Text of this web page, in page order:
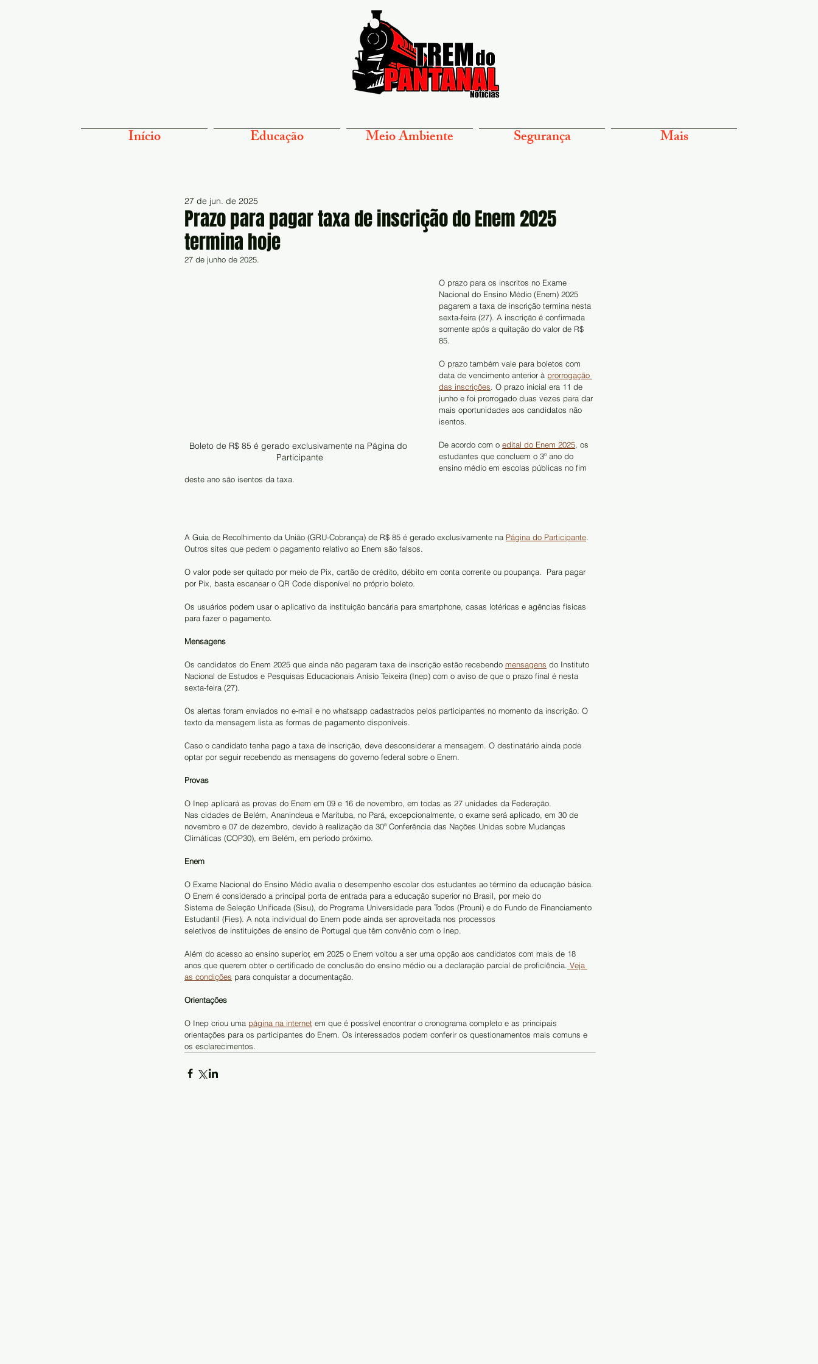
Início Educação Meio Ambiente Segurança Mais
Prazo para pagar taxa de inscrição do Enem 2025
termina hoje
27 de jun. de 2025
27 de junho de 2025.
Boleto de R$ 85 é gerado exclusivamente na Página do
Participante
O prazo para os inscritos no Exame
Nacional do Ensino Médio (Enem) 2025
pagarem a taxa de inscrição termina nesta
sexta-feira (27). A inscrição é confirmada
somente após a quitação do valor de R$
85.
O prazo também vale para boletos com
data de vencimento anterior à prorrogação
das inscrições. O prazo inicial era 11 de
junho e foi prorrogado duas vezes para dar
mais oportunidades aos candidatos não
isentos.
De acordo com o edital do Enem 2025, os
estudantes que concluem o 3º ano do
ensino médio em escolas públicas no fim
deste ano são isentos da taxa.
A Guia de Recolhimento da União (GRU-Cobrança) de R$ 85 é gerado exclusivamente na Página do Participante.
Outros sites que pedem o pagamento relativo ao Enem são falsos.
O valor pode ser quitado por meio de Pix, cartão de crédito, débito em conta corrente ou poupança.  Para pagar
por Pix, basta escanear o QR Code disponível no próprio boleto.
Os usuários podem usar o aplicativo da instituição bancária para smartphone, casas lotéricas e agências físicas
para fazer o pagamento.
Mensagens
Os candidatos do Enem 2025 que ainda não pagaram taxa de inscrição estão recebendo mensagens do Instituto
Nacional de Estudos e Pesquisas Educacionais Anísio Teixeira (Inep) com o aviso de que o prazo final é nesta
sexta-feira (27).
Os alertas foram enviados no e-mail e no whatsapp cadastrados pelos participantes no momento da inscrição. O
texto da mensagem lista as formas de pagamento disponíveis.
Caso o candidato tenha pago a taxa de inscrição, deve desconsiderar a mensagem. O destinatário ainda pode
optar por seguir recebendo as mensagens do governo federal sobre o Enem.
Provas
O Inep aplicará as provas do Enem em 09 e 16 de novembro, em todas as 27 unidades da Federação.
Nas cidades de Belém, Ananindeua e Marituba, no Pará, excepcionalmente, o exame será aplicado, em 30 de
novembro e 07 de dezembro, devido à realização da 30ª Conferência das Nações Unidas sobre Mudanças
Climáticas (COP30), em Belém, em período próximo.
Enem
O Exame Nacional do Ensino Médio avalia o desempenho escolar dos estudantes ao término da educação básica.
O Enem é considerado a principal porta de entrada para a educação superior no Brasil, por meio do
Sistema de Seleção Unificada (Sisu), do Programa Universidade para Todos (Prouni) e do Fundo de Financiamento
Estudantil (Fies). A nota individual do Enem pode ainda ser aproveitada nos processos
seletivos de instituições de ensino de Portugal que têm convênio com o Inep.
Além do acesso ao ensino superior, em 2025 o Enem voltou a ser uma opção aos candidatos com mais de 18
anos que querem obter o certificado de conclusão do ensino médio ou a declaração parcial de proficiência. Veja
as condições para conquistar a documentação.
Orientações
O Inep criou uma página na internet em que é possível encontrar o cronograma completo e as principais
orientações para os participantes do Enem. Os interessados podem conferir os questionamentos mais comuns e
os esclarecimentos.